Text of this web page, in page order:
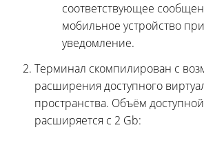
соответствующее
мобильное устройство
уведомление.
Терминал скомпилирован с
расширения доступного
пространства. Объём
расширяется с 2 Gb: